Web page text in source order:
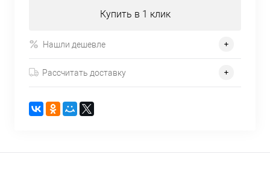
Купить в 1 клик
Нашли дешевле
Рассчитать доставку